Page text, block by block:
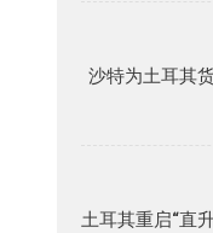
沙特为土耳其
土耳其重启“直